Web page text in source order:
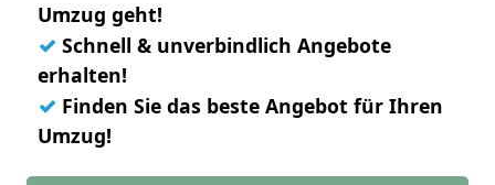
Umzug geht!
✓ Schnell & unverbindlich Angebote
erhalten!
✓ Finden Sie das beste Angebot für Ihren
Umzug!